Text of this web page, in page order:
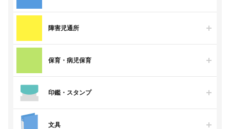
障害児通所
保育・病児保育
印鑑・スタンプ
文具